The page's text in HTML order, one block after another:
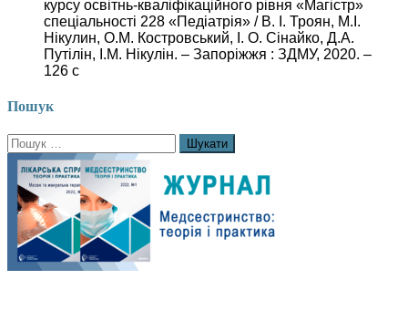
курсу освітнь-кваліфікаційного рівня «Магістр»
спеціальності 228 «Педіатрія» / В. І. Троян, М.І.
Нікулин, О.М. Костровський, І. О. Сінайко, Д.А.
Путілін, І.М. Нікулін. – Запоріжжя : ЗДМУ, 2020. –
126 с
Пошук
Пошук: